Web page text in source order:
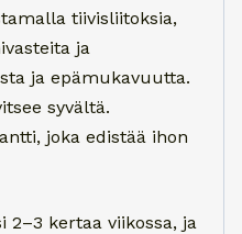
tiivisliitoksia,
ja
ja epämukavuutta.
syvältä.
joka edistää ihon
2–3 kertaa viikossa, ja